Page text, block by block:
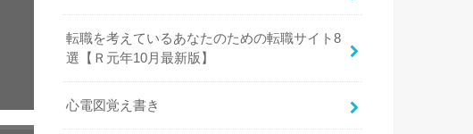
転職を考えているあなたのための転職サイト8
選【Ｒ元年10月最新版】
心電図覚え書き